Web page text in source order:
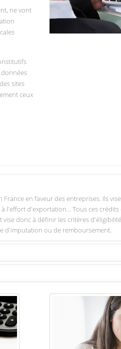
ne vont
données
sites
ceux
en faveur des entreprises. Ils
l'effort d'exportation… Tous ces
donc à définir les critères
d'imputation ou de remboursement.